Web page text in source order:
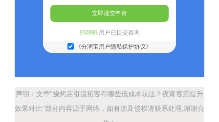
立即提交申请
936986用户已提交咨询
《分润宝用户隐私保护协议》
声明：文章"烧烤店引流拓客有哪些低成本玩法？夜宵客流提升
效果对比"部分内容源于网络，如有涉及侵权请联系处理,谢谢合